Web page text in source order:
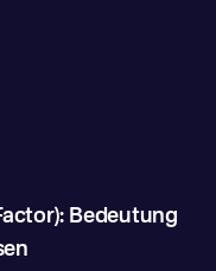
Bedeutung